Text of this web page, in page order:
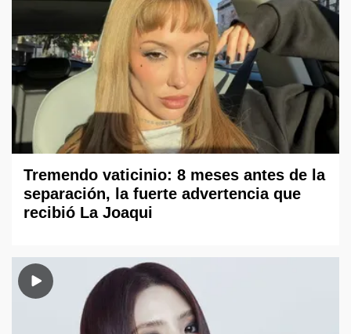
Tremendo vaticinio: 8 meses antes de la
separación, la fuerte advertencia que
recibió La Joaqui